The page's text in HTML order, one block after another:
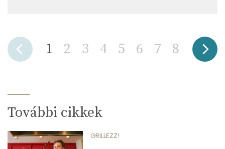
1 2 3 4 5 6 7 8
További cikkek
GRILLEZZ!